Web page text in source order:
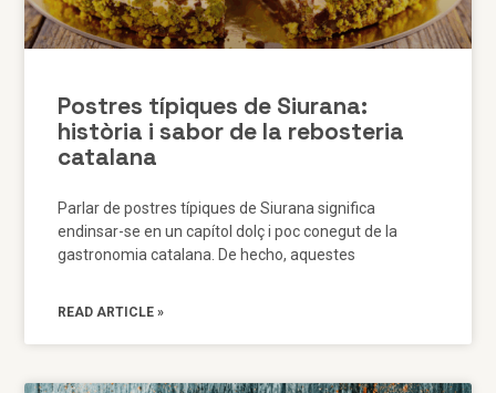
Postres típiques de Siurana:
història i sabor de la rebosteria
catalana
Parlar de postres típiques de Siurana significa
endinsar-se en un capítol dolç i poc conegut de la
gastronomia catalana. De hecho, aquestes
READ ARTICLE »